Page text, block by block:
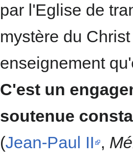
par l'Eglise de
mystère du
enseignement
C'est un
soutenue
(Jean-Paul II ,